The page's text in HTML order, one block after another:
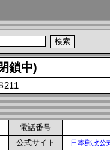
鎖中)
211
電話番号
公式サイト 日本郵政公